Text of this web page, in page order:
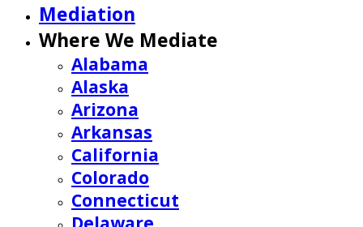
Mediation
Where We Mediate
Alabama
Alaska
Arizona
Arkansas
California
Colorado
Connecticut